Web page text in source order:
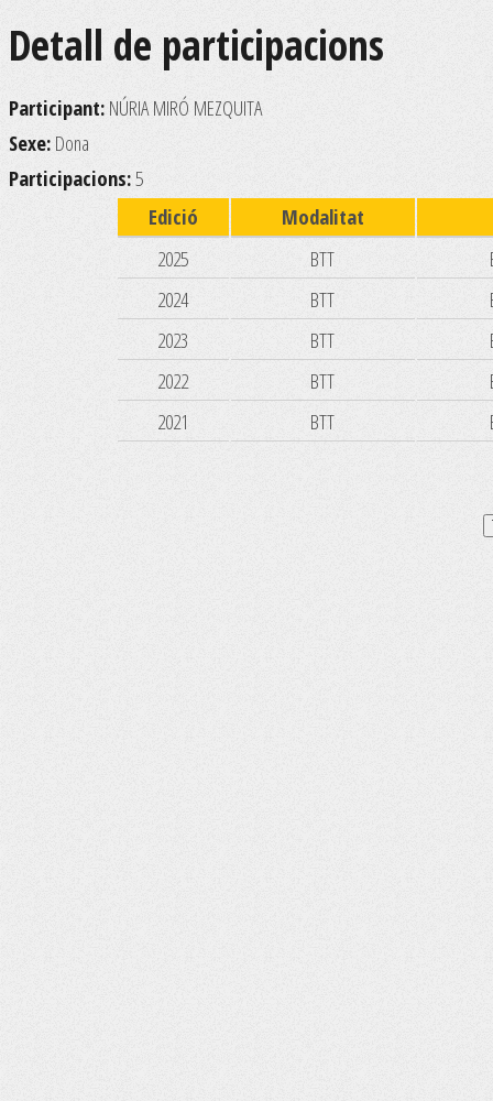
Detall de participacions
Participant: NÚRIA MIRÓ MEZQUITA
Sexe: Dona
Participacions:5
Edició
Modalitat
2025
BTT
2024
BTT
2023
BTT
2022
BTT
2021
BTT